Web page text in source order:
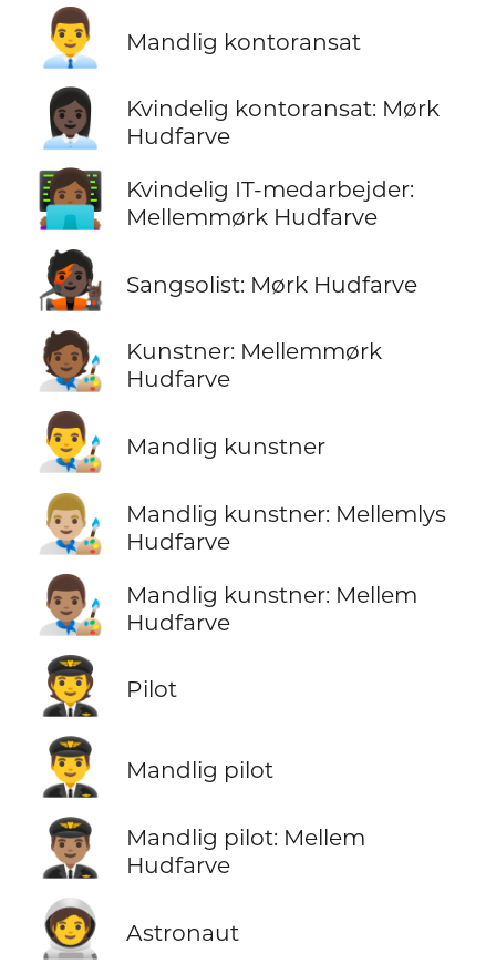
👨‍💼 Mandlig kontoransat
👩🏿‍💼
Kvindelig kontoransat: Mørk
Hudfarve
👩🏾‍💻
Kvindelig IT-medarbejder:
Mellemmørk Hudfarve
🧑🏿‍🎤 Sangsolist: Mørk Hudfarve
🧑🏾‍🎨
Kunstner: Mellemmørk
Hudfarve
👨‍🎨 Mandlig kunstner
👨🏼‍🎨
Mandlig kunstner: Mellemlys
Hudfarve
👨🏽‍🎨
Mandlig kunstner: Mellem
Hudfarve
🧑‍✈️ Pilot
👨‍✈️ Mandlig pilot
👨🏽‍✈️
Mandlig pilot: Mellem
Hudfarve
🧑‍🚀 Astronaut